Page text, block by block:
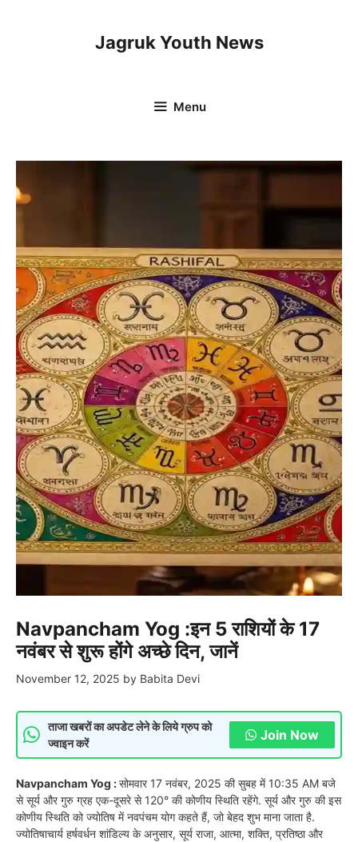
Jagruk Youth News
Menu
Navpancham Yog :इन 5 राशियों के 17
नवंबर से शुरू होंगे अच्छे दिन, जानें
November 12, 2025 by Babita Devi
ताजा खबरों का अपडेट लेने के लिये ग्रुप को
ज्वाइन करें
Join Now
Navpancham Yog :सोमवार 17 नवंबर, 2025 की सुबह में 10:35 AM बजे
से सूर्य और गुरु ग्रह एक-दूसरे से 120° की कोणीय स्थिति रहेंगे. सूर्य और गुरु की इस
कोणीय स्थिति को ज्योतिष में नवपंचम योग कहते हैं, जो बेहद शुभ माना जाता है.
ज्योतिषाचार्य हर्षवर्धन शांडिल्य के अनुसार, सूर्य राजा, आत्मा, शक्ति, प्रतिष्ठा और